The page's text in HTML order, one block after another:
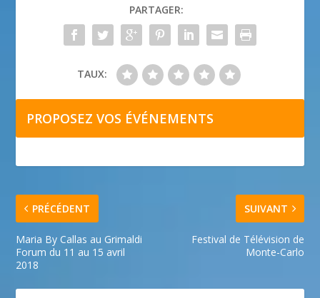
PARTAGER:
TAUX:
PROPOSEZ VOS ÉVÉNEMENTS
PRÉCÉDENT
Maria By Callas au Grimaldi
Forum du 11 au 15 avril
2018
SUIVANT
Festival de Télévision de
Monte-Carlo